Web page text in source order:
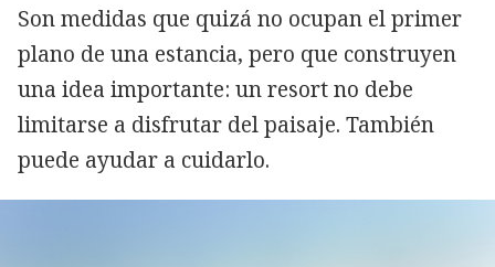
Son medidas que quizá no ocupan el primer
plano de una estancia, pero que construyen
una idea importante: un resort no debe
limitarse a disfrutar del paisaje. También
puede ayudar a cuidarlo.